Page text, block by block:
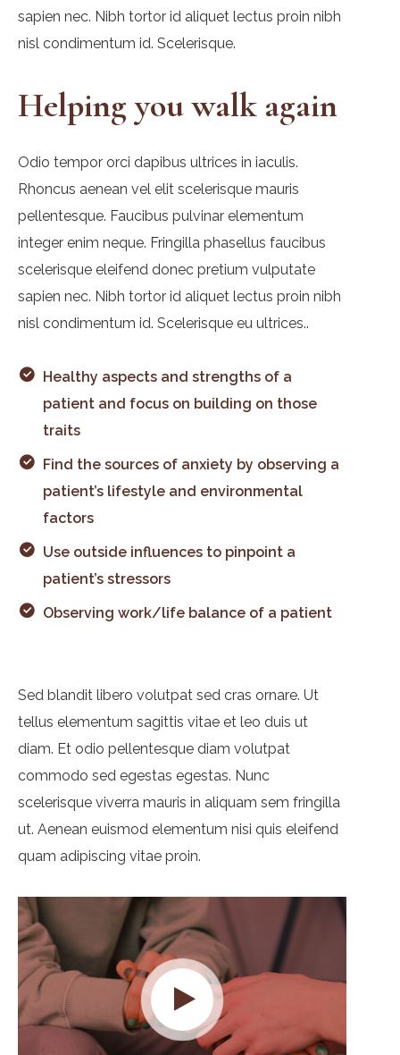
sapien nec. Nibh tortor id aliquet lectus proin nibh
nisl condimentum id. Scelerisque.
Helping you walk again
Odio tempor orci dapibus ultrices in iaculis.
Rhoncus aenean vel elit scelerisque mauris
pellentesque. Faucibus pulvinar elementum
integer enim neque. Fringilla phasellus faucibus
scelerisque eleifend donec pretium vulputate
sapien nec. Nibh tortor id aliquet lectus proin nibh
nisl condimentum id. Scelerisque eu ultrices..
Healthy aspects and strengths of a
patient and focus on building on those
traits
Find the sources of anxiety by observing a
patient’s lifestyle and environmental
factors
Use outside influences to pinpoint a
patient’s stressors
Observing work/life balance of a patient
Sed blandit libero volutpat sed cras ornare. Ut
tellus elementum sagittis vitae et leo duis ut
diam. Et odio pellentesque diam volutpat
commodo sed egestas egestas. Nunc
scelerisque viverra mauris in aliquam sem fringilla
ut. Aenean euismod elementum nisi quis eleifend
quam adipiscing vitae proin.